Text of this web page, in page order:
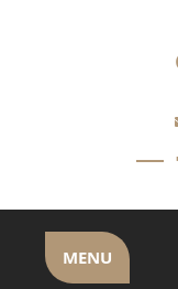
MENU